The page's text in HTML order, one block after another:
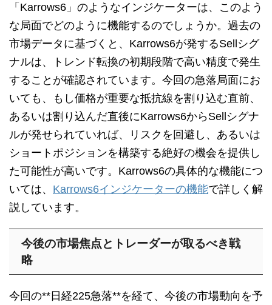
「Karrows6」のようなインジケーターは、このよう
な局面でどのように機能するのでしょうか。過去の
市場データに基づくと、Karrows6が発するSellシグ
ナルは、トレンド転換の初期段階で高い精度で発生
することが確認されています。今回の急落局面にお
いても、もし価格が重要な抵抗線を割り込む直前、
あるいは割り込んだ直後にKarrows6からSellシグナ
ルが発せられていれば、リスクを回避し、あるいは
ショートポジションを構築する絶好の機会を提供し
た可能性が高いです。Karrows6の具体的な機能につ
いては、 Karrows6インジケーターの機能で詳しく解
説しています。
今後の市場焦点とトレーダーが取るべき戦
略
今回の**日経225急落**を経て、今後の市場動向を予